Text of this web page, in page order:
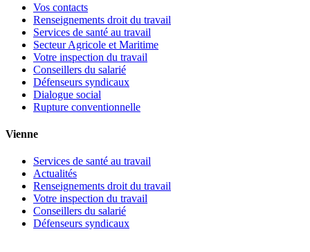
Vos contacts
Renseignements droit du travail
Services de santé au travail
Secteur Agricole et Maritime
Votre inspection du travail
Conseillers du salarié
Défenseurs syndicaux
Dialogue social
Rupture conventionnelle
Vienne
Services de santé au travail
Actualités
Renseignements droit du travail
Votre inspection du travail
Conseillers du salarié
Défenseurs syndicaux